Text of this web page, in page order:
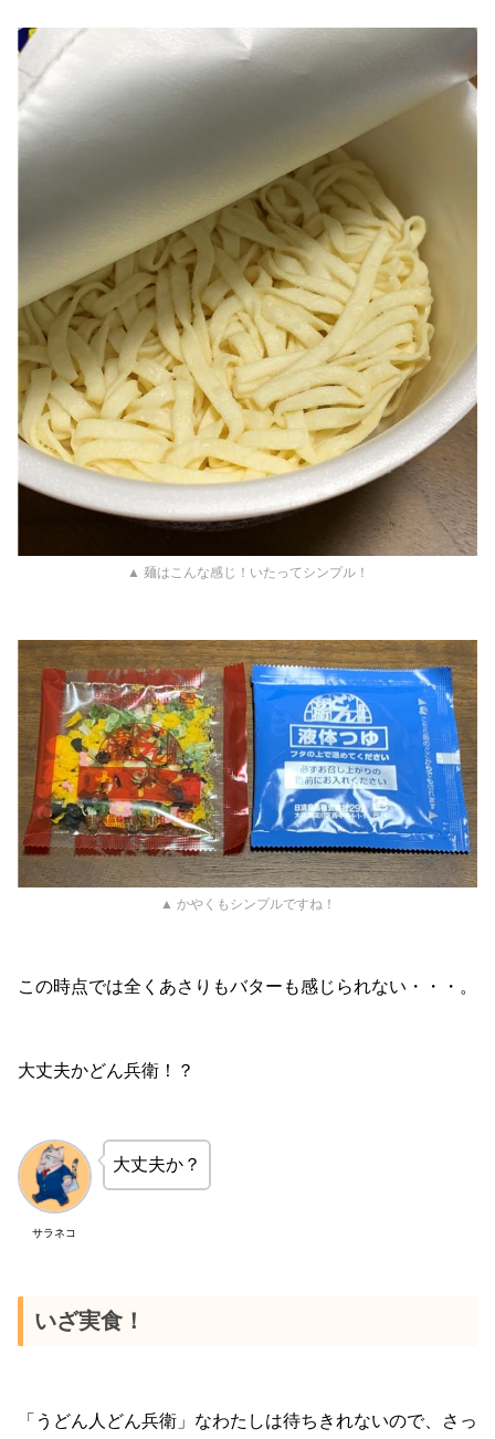
▲ 麺はこんな感じ！いたってシンプル！
▲ かやくもシンプルですね！
この時点では全くあさりもバターも感じられない・・・。
大丈夫かどん兵衛！？
サラネコ
大丈夫か？
いざ実食！
「うどん人どん兵衛」なわたしは待ちきれないので、さっ